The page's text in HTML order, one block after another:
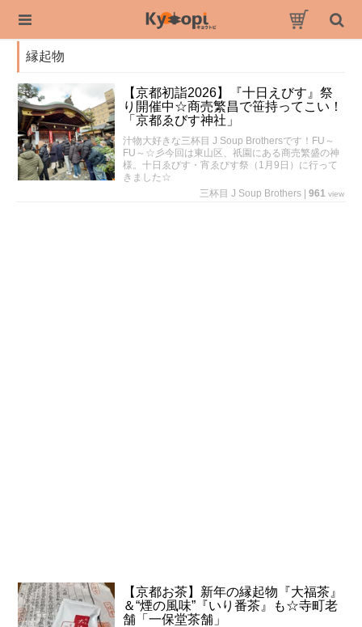
縁起物
【京都初詣2026】『十日えびす』祭
り開催中☆商売繁昌で笹持ってこい！
「京都ゑびす神社」
汁物大好きな三杯目 J Soup Brothersです！FU～
FU～☆彡今回は東山区、祇園にある商売繁盛の神
様。十日ゑびす・宵ゑびす祭（1月9日）に行って
きました☆
三杯目 J Soup Brothers
961 view
【京都お茶】新年の縁起物『大福茶』
＆“煙の風味”『いり番茶』も☆寺町老
舗「一保堂茶舗」